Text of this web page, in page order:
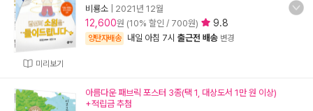
미리보기
비룡소
2021년 12월
12,600원 (10% 할인 / 700원) 9.8
양탄자배송 내일 아침 7시 출근전 배송 변경
아름다운 패브릭 포스터 3종(택 1, 대상도서 1만 원 이상)
+적립금 추첨